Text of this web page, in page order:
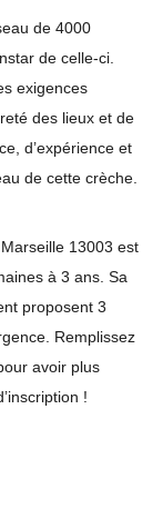
de 4000
de celle-ci.
exigences
des lieux et de
d’expérience et
de cette crèche.
13003 est
à 3 ans. Sa
proposent 3
Remplissez
avoir plus
!